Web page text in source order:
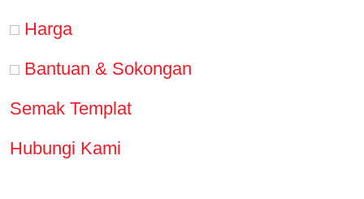
Harga
Bantuan & Sokongan
Semak Templat
Hubungi Kami